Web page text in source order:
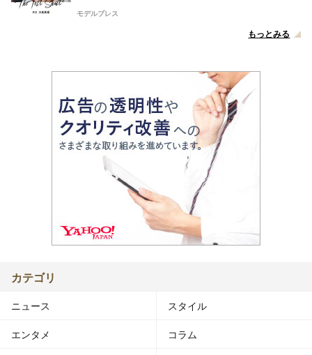
モデルプレス
もっとみる
カテゴリ
ニュース スタイル
エンタメ コラム